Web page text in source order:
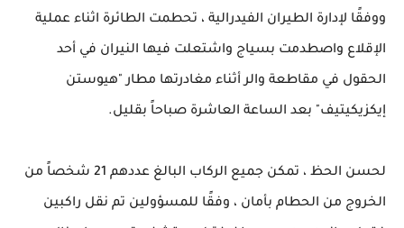
ووفقًا لإدارة الطيران الفيدرالية ، تحطمت الطائرة اثناء عملية
الإقلاع واصطدمت بسياج واشتعلت فيها النيران في أحد
الحقول في مقاطعة والر أثناء مغادرتها مطار "هيوستن
إيكزيكيتيف" بعد الساعة العاشرة صباحاً بقليل.
لحسن الحظ ، تمكن جميع الركاب البالغ عددهم 21 شخصاً من
الخروج من الحطام بأمان ، وفقًا للمسؤولين تم نقل راكبين